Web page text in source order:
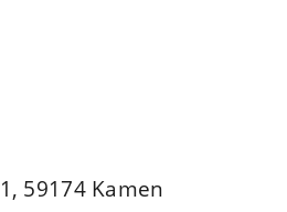
59174 Kamen